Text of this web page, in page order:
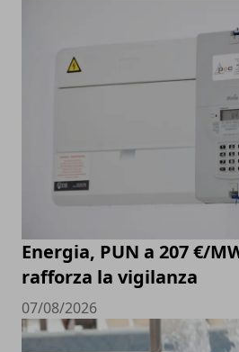
Energia, PUN a 207 €/
rafforza la vigilanza
07/08/2026